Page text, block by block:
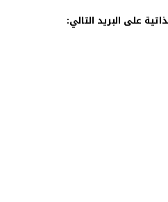
على البريد التالي: